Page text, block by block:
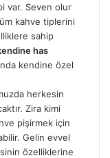
var. Seven olur
kahve tiplerini
sahip
has
kendine özel
herkesin
Zira kimi
pişirmek için
Gelin evvel
özelliklerine